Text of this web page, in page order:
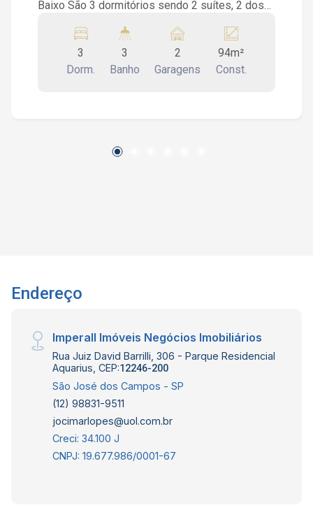
Baixo São 3 dormitórios sendo 2 suítes, 2 dos
com ar condicionado e sacada, 1 banheiro
social, sala de 2 ambientes, varanda gourmet,
cozinha planejada e área de serviços.
cinema e home office. Portaria 24h e 30 vagas
3
Dorm.
3
Banho
2
Garagens
94m²
Const.
Endereço
Imperall Imóveis Negócios Imobiliários
Rua Juiz David Barrilli, 306 - Parque Residencial
Aquarius, CEP:12246-200
São José dos Campos - SP
(12) 98831-9511
jocimarlopes@uol.com.br
Creci: 34.100 J
CNPJ: 19.677.986/0001-67